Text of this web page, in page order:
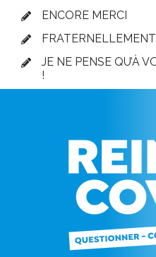
ENCORE MERCI
FRATERNELLEMENT
JE NE PENSE QU’À
!